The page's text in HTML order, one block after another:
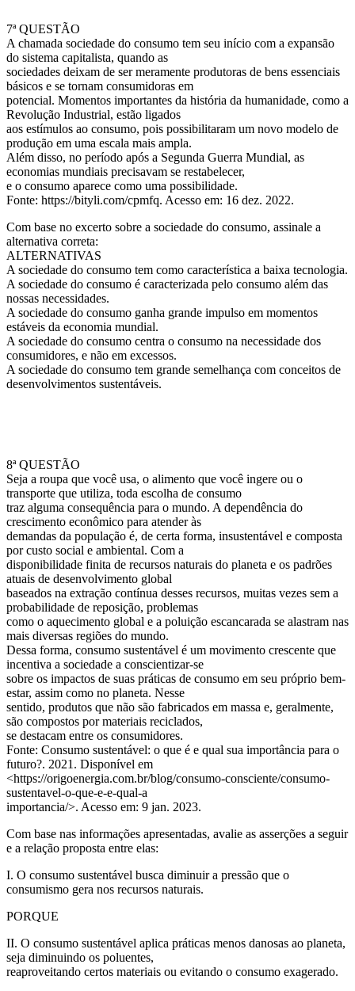
7ª QUESTÃO
A chamada sociedade do consumo tem seu início com a expansão
do sistema capitalista, quando as
sociedades deixam de ser meramente produtoras de bens essenciais
básicos e se tornam consumidoras em
potencial. Momentos importantes da história da humanidade, como a
Revolução Industrial, estão ligados
aos estímulos ao consumo, pois possibilitaram um novo modelo de
produção em uma escala mais ampla.
Além disso, no período após a Segunda Guerra Mundial, as
economias mundiais precisavam se restabelecer,
e o consumo aparece como uma possibilidade.
Fonte: https://bityli.com/cpmfq. Acesso em: 16 dez. 2022.
Com base no excerto sobre a sociedade do consumo, assinale a
alternativa correta:
ALTERNATIVAS
A sociedade do consumo tem como característica a baixa tecnologia.
A sociedade do consumo é caracterizada pelo consumo além das
nossas necessidades.
A sociedade do consumo ganha grande impulso em momentos
estáveis da economia mundial.
A sociedade do consumo centra o consumo na necessidade dos
consumidores, e não em excessos.
A sociedade do consumo tem grande semelhança com conceitos de
desenvolvimentos sustentáveis.
8ª QUESTÃO
Seja a roupa que você usa, o alimento que você ingere ou o
transporte que utiliza, toda escolha de consumo
traz alguma consequência para o mundo. A dependência do
crescimento econômico para atender às
demandas da população é, de certa forma, insustentável e composta
por custo social e ambiental. Com a
disponibilidade finita de recursos naturais do planeta e os padrões
atuais de desenvolvimento global
baseados na extração contínua desses recursos, muitas vezes sem a
probabilidade de reposição, problemas
como o aquecimento global e a poluição escancarada se alastram nas
mais diversas regiões do mundo.
Dessa forma, consumo sustentável é um movimento crescente que
incentiva a sociedade a conscientizar-se
sobre os impactos de suas práticas de consumo em seu próprio bem-
estar, assim como no planeta. Nesse
sentido, produtos que não são fabricados em massa e, geralmente,
são compostos por materiais reciclados,
se destacam entre os consumidores.
Fonte: Consumo sustentável: o que é e qual sua importância para o
futuro?. 2021. Disponível em
<https://origoenergia.com.br/blog/consumo-consciente/consumo-
sustentavel-o-que-e-e-qual-a
importancia/>. Acesso em: 9 jan. 2023.
Com base nas informações apresentadas, avalie as asserções a seguir
e a relação proposta entre elas:
I. O consumo sustentável busca diminuir a pressão que o
consumismo gera nos recursos naturais.
PORQUE
II. O consumo sustentável aplica práticas menos danosas ao planeta,
seja diminuindo os poluentes,
reaproveitando certos materiais ou evitando o consumo exagerado.